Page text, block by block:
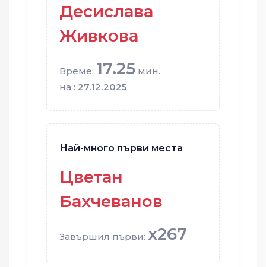
Десислава
Живкова
Време: 17.25 мин.
на : 27.12.2025
Най-много първи места
Цветан
Бахчеванов
Завършил първи: x267